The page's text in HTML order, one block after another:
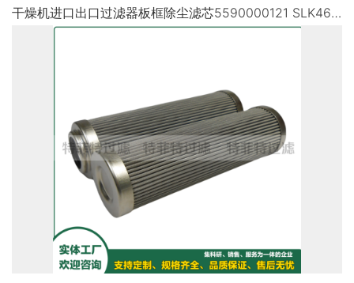
干燥机进口出口过滤器板框除尘滤芯5590000121 SLK46857 SC90160